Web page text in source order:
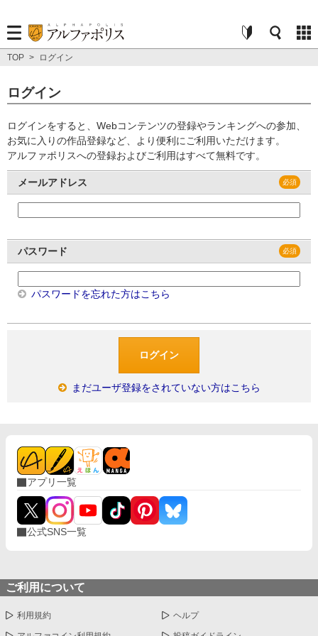
TOP > ログイン
ログイン
ログインをすると、Webコンテンツの登録やランキングへの参加、
お気に入りの作品登録など、より便利にご利用いただけます。
アルファポリスへの登録およびご利用はすべて無料です。
メールアドレス
パスワード
パスワードを忘れた方はこちら
まだユーザ登録をされていない方はこちら
アプリ一覧
公式SNS一覧
ご利用について
利用規約 ヘルプ